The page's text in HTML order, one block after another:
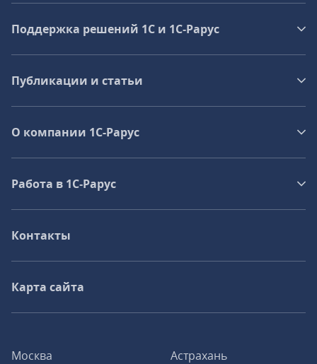
Москва
Астрахань
Поддержка решений 1С и 1С‑Рарус
Публикации и статьи
О компании 1C-Рарус
Работа в 1С‑Рарус
Контакты
Карта сайта